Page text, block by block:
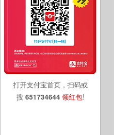
打开支付宝首页，扫码或
搜 651734644 领红包!